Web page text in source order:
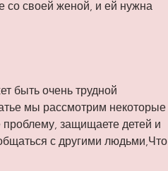
со своей женой, и ей нужна
быть очень трудной
мы рассмотрим некоторые
защищаете детей и
с другими людьми,Что